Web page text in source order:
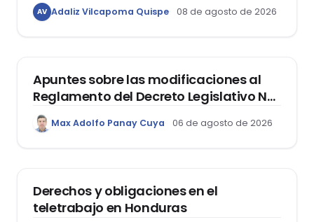
estudiantes?
AV Adaliz Vilcapoma Quispe 08 de agosto de 2026
Apuntes sobre las modificaciones al
Reglamento del Decreto Legislativo Nº
1400, que aprueba el Régimen de
Garantía Mobiliaria
Max Adolfo Panay Cuya 06 de agosto de 2026
Derechos y obligaciones en el
teletrabajo en Honduras